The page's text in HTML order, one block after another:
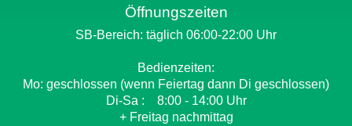
Öffnungszeiten
SB-Bereich: täglich 06:00-22:00 Uhr
Bedienzeiten:
Mo: geschlossen (wenn Feiertag dann Di geschlossen)
Di-Sa : 8:00 - 14:00 Uhr
+ Freitag nachmittag